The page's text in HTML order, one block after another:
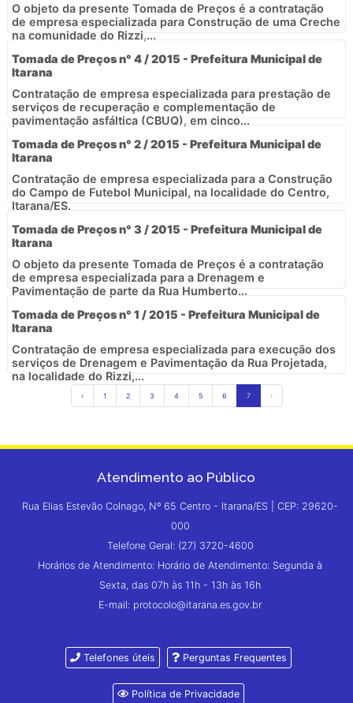
O objeto da presente Tomada de Preços é a contratação
de empresa especializada para Construção de uma Creche
na comunidade do Rizzi,...
Tomada de Preços n° 4 / 2015 - Prefeitura Municipal de
Itarana
Contratação de empresa especializada para prestação de
serviços de recuperação e complementação de
pavimentação asfáltica (CBUQ), em cinco...
Tomada de Preços n° 2 / 2015 - Prefeitura Municipal de
Itarana
Contratação de empresa especializada para a Construção
do Campo de Futebol Municipal, na localidade do Centro,
Itarana/ES.
Tomada de Preços n° 3 / 2015 - Prefeitura Municipal de
Itarana
O objeto da presente Tomada de Preços é a contratação
de empresa especializada para a Drenagem e
Pavimentação de parte da Rua Humberto...
Tomada de Preços n° 1 / 2015 - Prefeitura Municipal de
Itarana
Contratação de empresa especializada para execução dos
serviços de Drenagem e Pavimentação da Rua Projetada,
na localidade do Rizzi,...
‹ 1 2 3 4 5 6 7 ›
Atendimento ao Público
Rua Elias Estevão Colnago, Nº 65 Centro - Itarana/ES | CEP: 29620-
000
Telefone Geral: (27) 3720-4600
Horários de Atendimento: Horário de Atendimento: Segunda à
Sexta, das 07h às 11h - 13h às 16h
E-mail: protocolo@itarana.es.gov.br
Telefones úteis Perguntas Frequentes
Política de Privacidade